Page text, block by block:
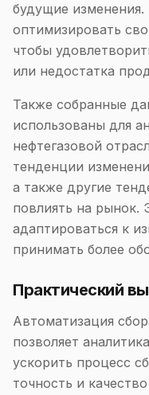
будущие
оптимизировать
чтобы
или недостатка
Также собранные
использованы для
нефтегазовой
тенденции
а также другие
повлиять на рынок.
адаптироваться к
принимать более
Практический
Автоматизация
позволяет
ускорить процесс
точность и